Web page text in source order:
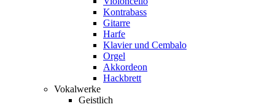
Kontrabass
Gitarre
Harfe
Klavier und Cembalo
Orgel
Akkordeon
Hackbrett
Vokalwerke
Geistlich